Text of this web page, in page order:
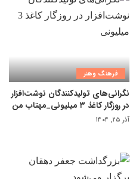
فرهنگ وهنر
نگرانی‌های تولیدکنندگان نوشت‌افزار
در روزگار کاغذ ۳ میلیونی_مهتاب من
آذر ۲۵, ۱۴۰۴